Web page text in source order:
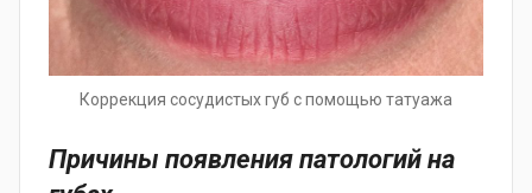
Коррекция сосудистых губ с помощью татуажа
Причины появления патологий на